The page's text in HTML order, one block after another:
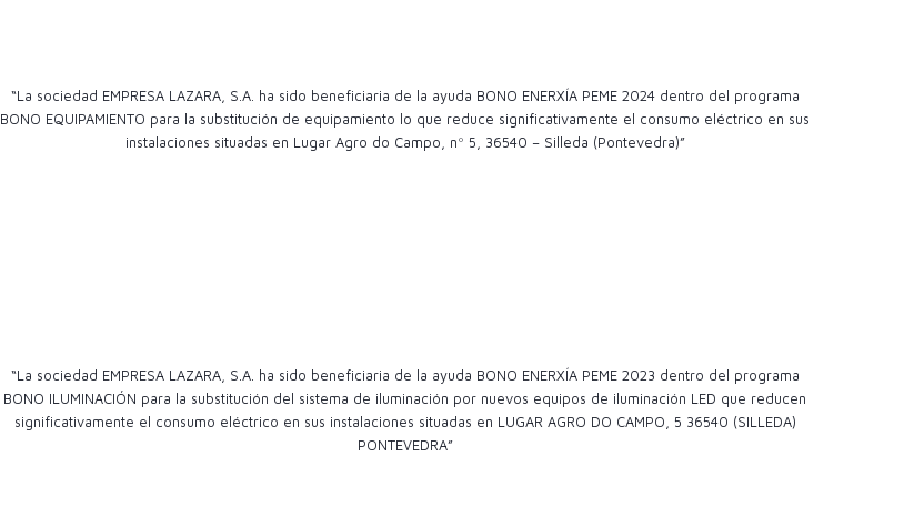
“La sociedad EMPRESA LAZARA, S.A. ha sido beneficiaria de la ayuda BONO ENERXÍA PEME 2024 dentro del programa
BONO EQUIPAMIENTO para la substitución de equipamiento lo que reduce significativamente el consumo eléctrico en sus
instalaciones situadas en Lugar Agro do Campo, nº 5, 36540 – Silleda (Pontevedra)”
“La sociedad EMPRESA LAZARA, S.A. ha sido beneficiaria de la ayuda BONO ENERXÍA PEME 2023 dentro del programa
BONO ILUMINACIÓN para la substitución del sistema de iluminación por nuevos equipos de iluminación LED que reducen
significativamente el consumo eléctrico en sus instalaciones situadas en LUGAR AGRO DO CAMPO, 5 36540 (SILLEDA)
PONTEVEDRA”